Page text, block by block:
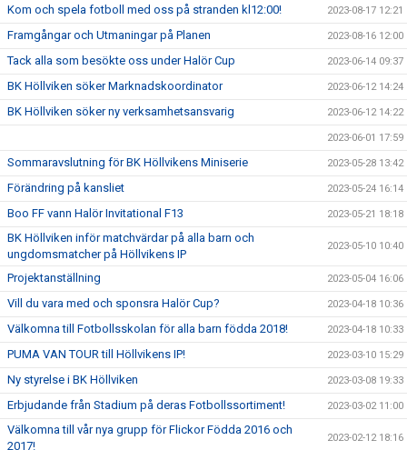
Kom och spela fotboll med oss på stranden kl12:00! 2023-08-17 12:21
Framgångar och Utmaningar på Planen 2023-08-16 12:00
Tack alla som besökte oss under Halör Cup 2023-06-14 09:37
BK Höllviken söker Marknadskoordinator 2023-06-12 14:24
BK Höllviken söker ny verksamhetsansvarig 2023-06-12 14:22
2023-06-01 17:59
Sommaravslutning för BK Höllvikens Miniserie 2023-05-28 13:42
Förändring på kansliet 2023-05-24 16:14
Boo FF vann Halör Invitational F13 2023-05-21 18:18
BK Höllviken inför matchvärdar på alla barn och
ungdomsmatcher på Höllvikens IP
2023-05-10 10:40
Projektanställning 2023-05-04 16:06
Vill du vara med och sponsra Halör Cup? 2023-04-18 10:36
Välkomna till Fotbollsskolan för alla barn födda 2018! 2023-04-18 10:33
PUMA VAN TOUR till Höllvikens IP! 2023-03-10 15:29
Ny styrelse i BK Höllviken 2023-03-08 19:33
Erbjudande från Stadium på deras Fotbollssortiment! 2023-03-02 11:00
Välkomna till vår nya grupp för Flickor Födda 2016 och
2017!
2023-02-12 18:16